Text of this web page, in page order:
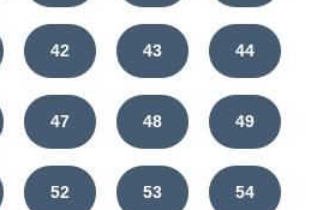
42 43 44
47 48 49
52 53 54